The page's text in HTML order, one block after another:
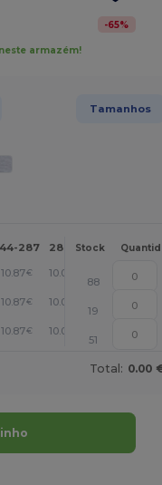
-65%
armazém!
Tamanhos
287 288 + Mais
Stock
10.87€ 10.03 +
88
10.87€ 10.03 +
19
10.87€ 10.03 +
51
Total: 0.00